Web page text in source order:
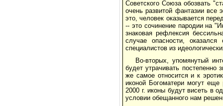
Советского Союза обозвать
очень развитой фантазии
это, человек оказывается
-- это сочинение пародии на
знаковая рефлексия
случае опасности,
специалистов из
Во-вторых, упомянутый
будет утрачивать постепенно
же самое относится и к
иконой Богоматери могут еще
2000 г. иконы будут висеть в
условии обещанного нам